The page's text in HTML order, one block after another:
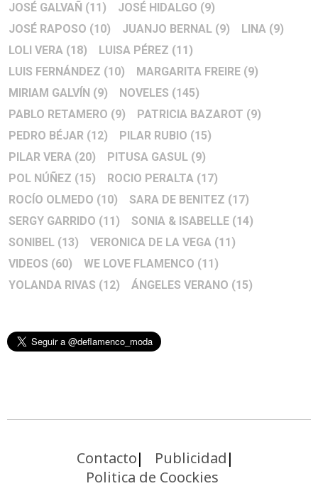
JOSÉ GALVAÑ (11) JOSÉ HIDALGO (9)
JOSÉ RAPOSO (10) JUANJO BERNAL (9) LINA (9)
LOLI VERA (18) LUISA PÉREZ (11)
LUIS FERNÁNDEZ (10) MARGARITA FREIRE (9)
MIRIAM GALVÍN (9) NOVELES (145)
PABLO RETAMERO (9) PATRICIA BAZAROT (9)
PEDRO BÉJAR (12) PILAR RUBIO (15)
PILAR VERA (20) PITUSA GASUL (9)
POL NÚÑEZ (15) ROCIO PERALTA (17)
ROCÍO OLMEDO (10) SARA DE BENITEZ (17)
SERGY GARRIDO (11) SONIA & ISABELLE (14)
SONIBEL (13) VERONICA DE LA VEGA (11)
VIDEOS (60) WE LOVE FLAMENCO (11)
YOLANDA RIVAS (12) ÁNGELES VERANO (15)
Contacto
Publicidad
Politica de Coockies